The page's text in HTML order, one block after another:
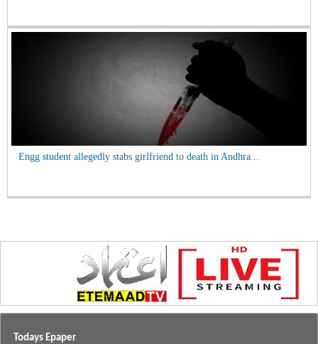
Engg student allegedly stabs girlfriend to death in Andhra...
Todays Epaper